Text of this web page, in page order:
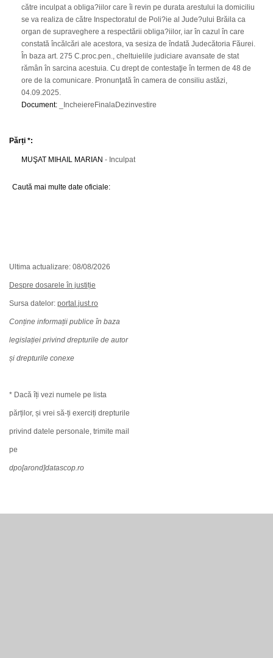
către inculpat a obliga?iilor care îi revin pe durata arestului la domiciliu
se va realiza de către Inspectoratul de Poli?ie al Jude?ului Brăila ca
organ de supraveghere a respectării obliga?iilor, iar în cazul în care
constată încălcări ale acestora, va sesiza de îndată Judecătoria Făurei.
În baza art. 275 C.proc.pen., cheltuielile judiciare avansate de stat
rămân în sarcina acestuia. Cu drept de contestaţie în termen de 48 de
ore de la comunicare. Pronunţată în camera de consiliu astăzi,
04.09.2025.
Document: _IncheiereFinalaDezinvestire
Părți *:
MUŞAT MIHAIL MARIAN - Inculpat
Caută mai multe date oficiale:
Ultima actualizare: 08/08/2026
Despre dosarele în justiție
Sursa datelor: portal.just.ro
Conține informații publice în baza
legislației privind drepturile de autor
și drepturile conexe
* Dacă îți vezi numele pe lista
părților, și vrei să-ți exerciți drepturile
privind datele personale, trimite mail
pe
dpo[arond]datascop.ro